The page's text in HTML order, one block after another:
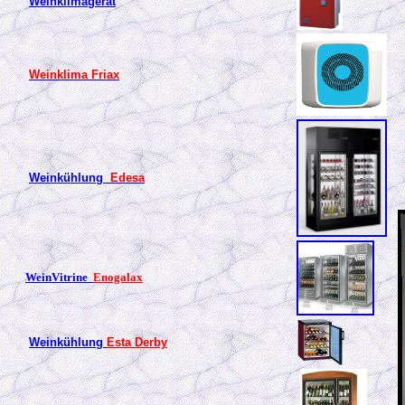
Weinklima Friax
WeinkühlungEdesa
WeinVitrineEnogalax
WeinkühlungEsta Derby